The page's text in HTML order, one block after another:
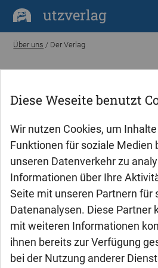
Diese Weseite benutzt
Wir nutzen Cookies, um
Funktionen für soziale Medien
unseren Datenverkehr zu
Informationen über Ihre
Seite mit unseren Partnern für
Datenanalysen. Diese Partner
mit weiteren Informationen
ihnen bereits zur Verfügung
bei der Nutzung anderer
utzverlag
Über uns / Der Verlag
Wer wir waren und
Seit 1994 publiziert der
akademischen Urprungs. Die
Raumfahrtingenieure, die das
dem Namen „Herbert Utz
verlegten zunächst
Disziplin. Ihr innovativer
von Universitäten und